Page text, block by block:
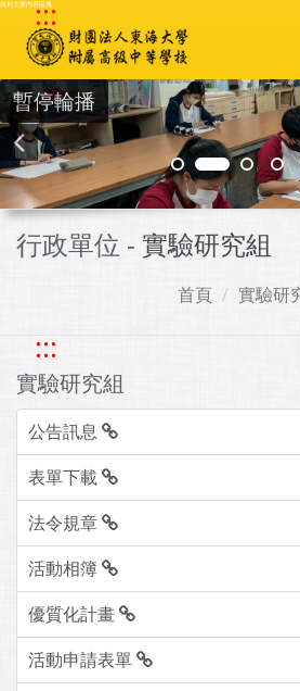
跳到主要內容區塊
:::
暫停輪播
行政單位 - 實驗研究組
首頁 實驗研
:::
實驗研究組
公告訊息
表單下載
法令規章
活動相簿
優質化計畫
活動申請表單